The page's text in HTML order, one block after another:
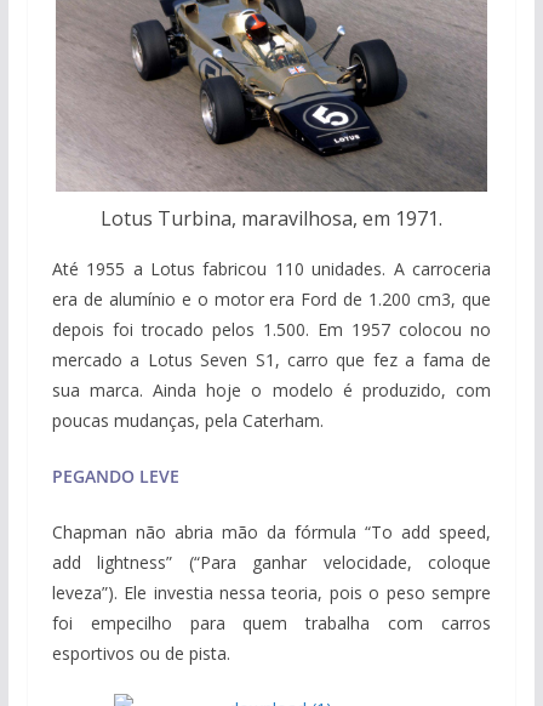
Lotus Turbina, maravilhosa, em 1971.
Até 1955 a Lotus fabricou 110 unidades. A carroceria
era de alumínio e o motor era Ford de 1.200 cm3, que
depois foi trocado pelos 1.500. Em 1957 colocou no
mercado a Lotus Seven S1, carro que fez a fama de
sua marca. Ainda hoje o modelo é produzido, com
poucas mudanças, pela Caterham.
PEGANDO LEVE
Chapman não abria mão da fórmula “To add speed,
add lightness” (“Para ganhar velocidade, coloque
leveza”). Ele investia nessa teoria, pois o peso sempre
foi empecilho para quem trabalha com carros
esportivos ou de pista.